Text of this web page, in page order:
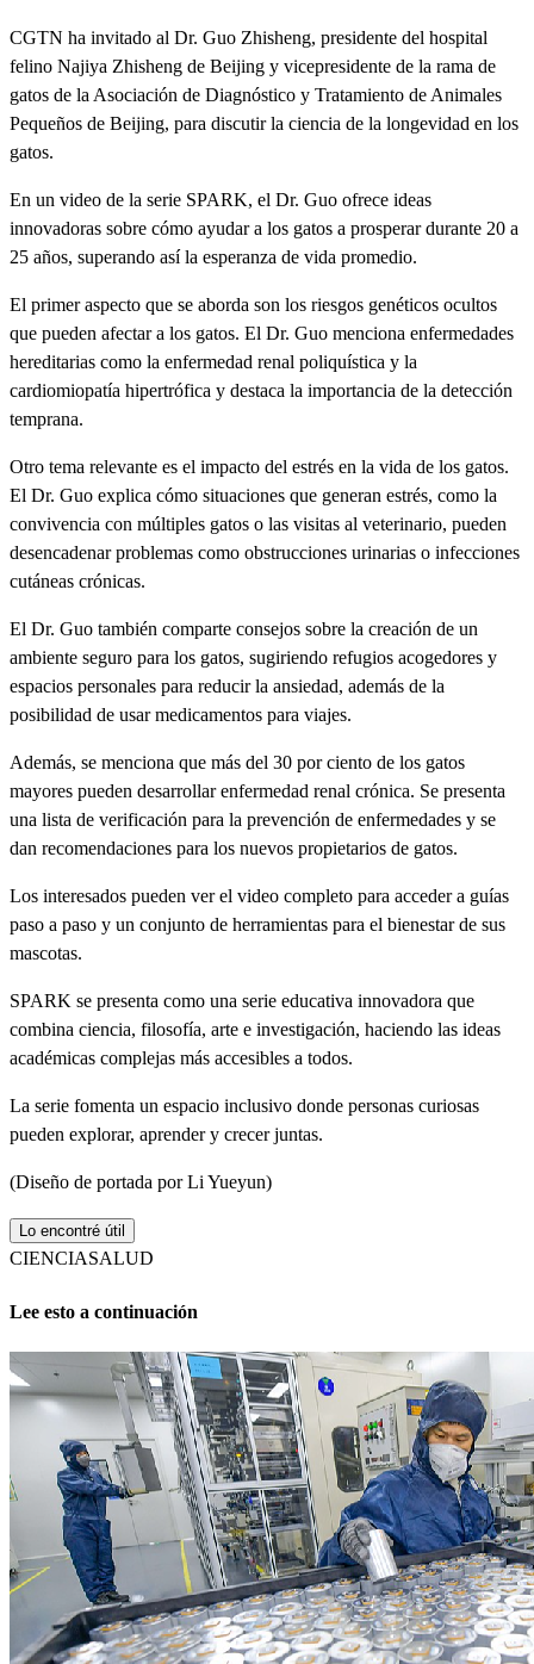
CGTN ha invitado al Dr. Guo Zhisheng, presidente del hospital
felino Najiya Zhisheng de Beijing y vicepresidente de la rama de
gatos de la Asociación de Diagnóstico y Tratamiento de Animales
Pequeños de Beijing, para discutir la ciencia de la longevidad en los
gatos.
En un video de la serie SPARK, el Dr. Guo ofrece ideas
innovadoras sobre cómo ayudar a los gatos a prosperar durante 20 a
25 años, superando así la esperanza de vida promedio.
El primer aspecto que se aborda son los riesgos genéticos ocultos
que pueden afectar a los gatos. El Dr. Guo menciona enfermedades
hereditarias como la enfermedad renal poliquística y la
cardiomiopatía hipertrófica y destaca la importancia de la detección
temprana.
Otro tema relevante es el impacto del estrés en la vida de los gatos.
El Dr. Guo explica cómo situaciones que generan estrés, como la
convivencia con múltiples gatos o las visitas al veterinario, pueden
desencadenar problemas como obstrucciones urinarias o infecciones
cutáneas crónicas.
El Dr. Guo también comparte consejos sobre la creación de un
ambiente seguro para los gatos, sugiriendo refugios acogedores y
espacios personales para reducir la ansiedad, además de la
posibilidad de usar medicamentos para viajes.
Además, se menciona que más del 30 por ciento de los gatos
mayores pueden desarrollar enfermedad renal crónica. Se presenta
una lista de verificación para la prevención de enfermedades y se
dan recomendaciones para los nuevos propietarios de gatos.
Los interesados pueden ver el video completo para acceder a guías
paso a paso y un conjunto de herramientas para el bienestar de sus
mascotas.
SPARK se presenta como una serie educativa innovadora que
combina ciencia, filosofía, arte e investigación, haciendo las ideas
académicas complejas más accesibles a todos.
La serie fomenta un espacio inclusivo donde personas curiosas
pueden explorar, aprender y crecer juntas.
(Diseño de portada por Li Yueyun)
Lo encontré útil
CIENCIASALUD
Lee esto a continuación